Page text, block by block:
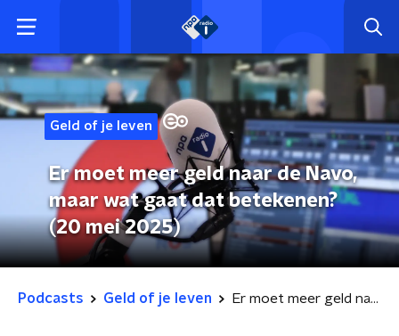
Geld of je leven
Er moet meer geld naar de Navo,
maar wat gaat dat betekenen?
(20 mei 2025)
Podcasts Geld of je leven Er moet meer geld naar de Navo, maar wat gaat dat betekenen? (20 mei 2025)